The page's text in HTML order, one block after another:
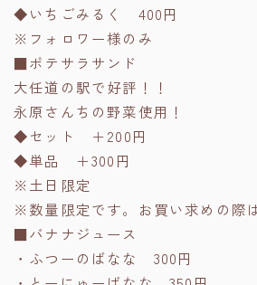
◆いちごみるく 400円
※フォロワー様のみ
■ポテサラサンド
大任道の駅で好評！！
永原さんちの野菜使用！
◆セット ＋200円
◆単品 ＋300円
※土日限定
※数量限定です。お買い求めの際
■バナナジュース
・ふつーのばなな 300円